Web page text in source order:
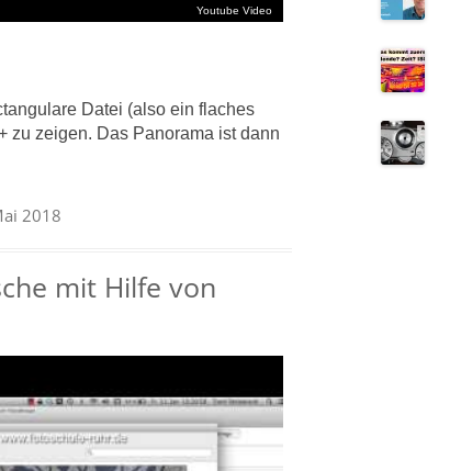
Datei (also ein flaches
zu zeigen. Das Panorama ist dann
2018
mit Hilfe von